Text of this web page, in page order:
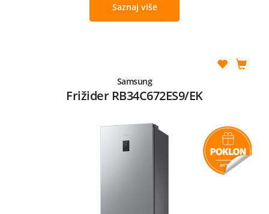
Saznaj više
Samsung
Frižider RB34C672ES9/EK